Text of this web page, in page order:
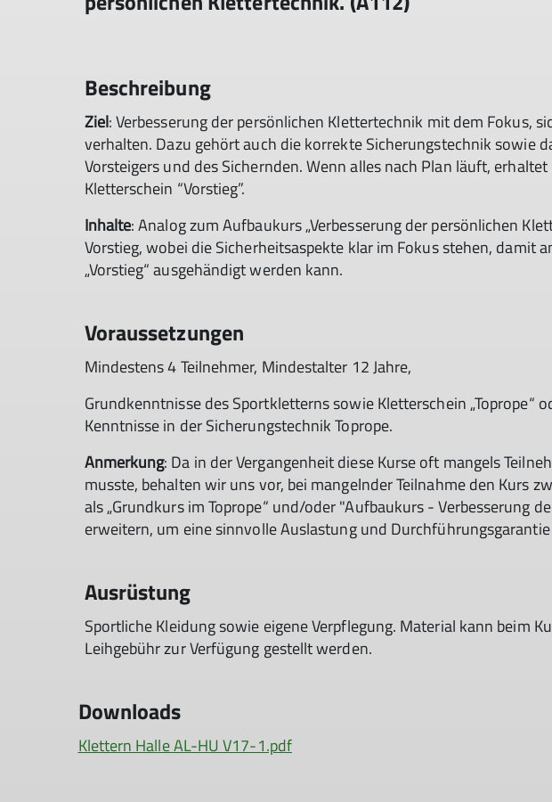
Beschreibung
Ziel: Verbesserung der persönlichen Klettertechnik mit dem Fokus,
verhalten. Dazu gehört auch die korrekte Sicherungstechnik sowie
Vorsteigers und des Sichernden. Wenn alles nach Plan läuft,
Kletterschein “Vorstieg”.
Inhalte: Analog zum Aufbaukurs „Verbesserung der persönlichen
Vorstieg, wobei die Sicherheitsaspekte klar im Fokus stehen, damit
„Vorstieg“ ausgehändigt werden kann.
Voraussetzungen
Mindestens 4 Teilnehmer, Mindestalter 12 Jahre,
Grundkenntnisse des Sportkletterns sowie Kletterschein „Toprope“
Kenntnisse in der Sicherungstechnik Toprope.
Anmerkung: Da in der Vergangenheit diese Kurse oft mangels
musste, behalten wir uns vor, bei mangelnder Teilnahme den Kurs
als „Grundkurs im Toprope“ und/oder "Aufbaukurs - Verbesserung
erweitern, um eine sinnvolle Auslastung und
Ausrüstung
Sportliche Kleidung sowie eigene Verpflegung. Material kann beim
Leihgebühr zur Verfügung gestellt werden.
Downloads
Klettern Halle AL-HU V17-1.pdf